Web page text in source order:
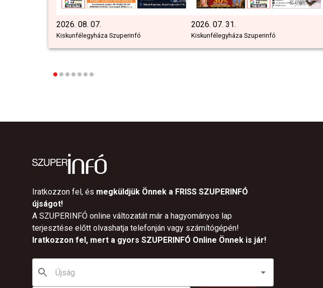
2026. 08. 07.
Kiskunfélegyháza Szuperinfó
2026. 07. 31.
Kiskunfélegyháza Szuperinfó
Iratkozzon fel, és megküldjük Önnek a FRISS SZUPERINFÓ
újságot!
A SZUPERINFÓ online változatát már a hagyományos lap
terjesztése előtt olvashatja telefonján vagy számítógépén!
Iratkozzon fel, mert a gyors SZUPERINFÓ Online Önnek is jár!